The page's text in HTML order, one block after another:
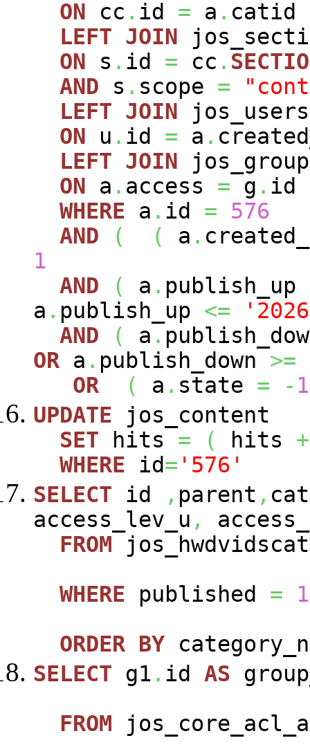
ON cc . id = a . catid
LEFT JOIN
ON s . id = cc .
AND s . scope =
LEFT JOIN
ON u . id = a .
LEFT JOIN
ON a . access = g . id
WHERE a . id =
576
AND
( ( a .
1
AND
( a . publish_up
a . publish_up <=
AND
( a .
OR a . publish_down >=
OR
( a . state = - 1
UPDATE jos_content
SET hits = ( hits +
WHERE id= '576'
SELECT id , parent ,
access_lev_u ,
FROM
WHERE published =
1
ORDER BY
SELECT g1 . id AS
FROM